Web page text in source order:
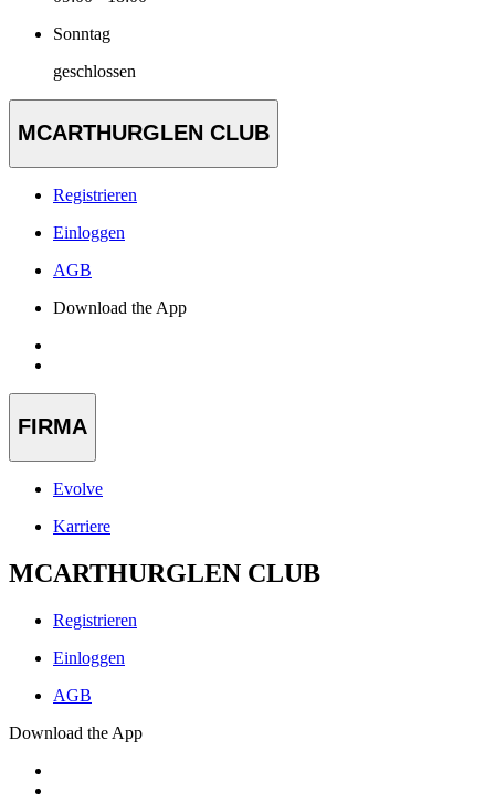
Sonntag
geschlossen
MCARTHURGLEN CLUB
Registrieren
Einloggen
AGB
Download the App
FIRMA
Evolve
Karriere
MCARTHURGLEN CLUB
Registrieren
Einloggen
AGB
Download the App